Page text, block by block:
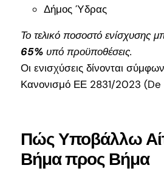
Δήμος Ύδρας
Το τελικό ποσοστό ενίσχυσης
65% υπό προϋποθέσεις.
Οι ενισχύσεις δίνονται
Κανονισμό ΕΕ 2831/2023
Πώς Υποβάλλω
Βήμα προς Βήμα